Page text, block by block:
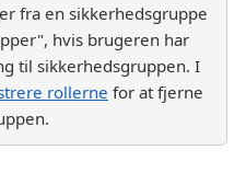
fra en sikkerhedsgruppe
hvis brugeren har
til sikkerhedsgruppen. I
rollerne for at fjerne